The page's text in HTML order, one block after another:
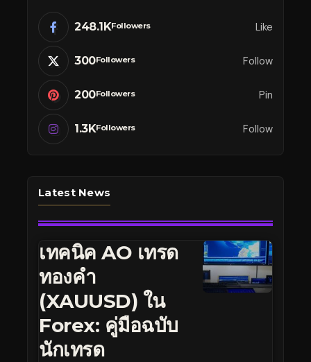
248.1KFollowers Like
300Followers Follow
200Followers Pin
1.3KFollowers Follow
Latest News
เทคนิค AO เทรด
ทองคำ
(XAUUSD) ใน
Forex: คู่มือฉบับ
นักเทรด